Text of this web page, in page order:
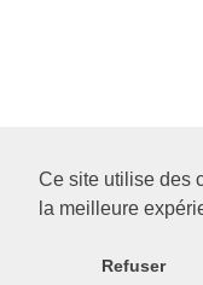
Ce site utilise des
la meilleure
Refuser